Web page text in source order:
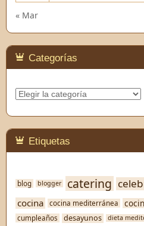
« Mar
Categorías
Categorías
Etiquetas
blog blogger catering
cocina cocina mediterránea
cumpleaños desayunos dieta